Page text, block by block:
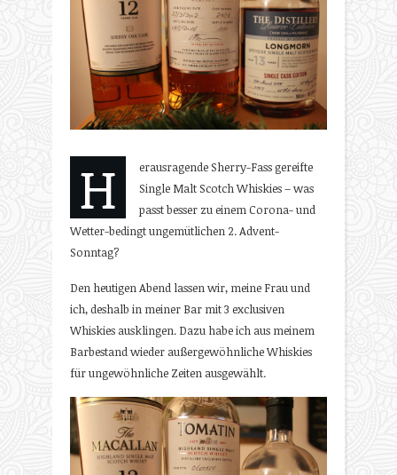
H
erausragende Sherry-Fass gereifte
Single Malt Scotch Whiskies – was
passt besser zu einem Corona- und
Wetter-bedingt ungemütlichen 2. Advent-
Sonntag?
Den heutigen Abend lassen wir, meine Frau und
ich, deshalb in meiner Bar mit 3 exclusiven
Whiskies ausklingen. Dazu habe ich aus meinem
Barbestand wieder außergewöhnliche Whiskies
für ungewöhnliche Zeiten ausgewählt.